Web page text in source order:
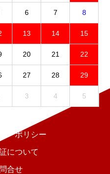
6 7 8
13 14 15
20 21 22
27 28 29
3 4 5
ーポリシー
について
合せ